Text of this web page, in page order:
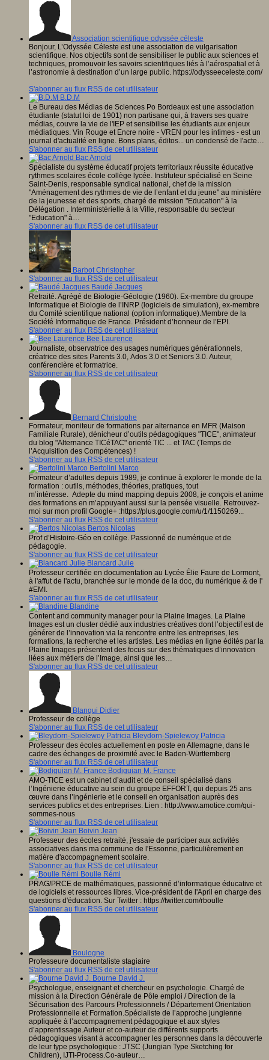
Association scientifique odyssée céleste
Bonjour, L’Odyssée Céleste est une association de vulgarisation
scientifique. Nos objectifs sont de sensibiliser le public aux sciences et
techniques, promouvoir les savoirs scientifiques liés à l’aérospatial et à
l’astronomie à destination d’un large public. https://odysseeceleste.com/
S'abonner au flux RSS de cet utilisateur
B.D.M
Le Bureau des Médias de Sciences Po Bordeaux est une association
étudiante (statut loi de 1901) non partisane qui, à travers ses quatre
médias, couvre la vie de l'IEP et sensibilise les étudiants aux enjeux
médiatiques. Vin Rouge et Encre noire - VREN pour les intimes - est un
journal d'actualité en ligne. Bons plans, éditos... un condensé de l'acte…
S'abonner au flux RSS de cet utilisateur
Bac Arnold
Spécialiste du système éducatif projets territoriaux réussite éducative
rythmes scolaires école collège lycée. Instituteur spécialisé en Seine
Saint-Denis, responsable syndical national, chef de la mission
"Aménagement des rythmes de vie de l’enfant et du jeune" au ministère
de la jeunesse et des sports, chargé de mission "Education" à la
Délégation . Interministérielle à la Ville, responsable du secteur
"Education" à…
S'abonner au flux RSS de cet utilisateur
Barbot Christopher
S'abonner au flux RSS de cet utilisateur
Baudé Jacques
Retraité. Agrégé de Biologie-Géologie (1960). Ex-membre du groupe
Informatique et Biologie de l’INRP (logiciels de simulation), ex-membre
du Comité scientifique national (option informatique).Membre de la
Société Informatique de France. Président d’honneur de l’EPI.
S'abonner au flux RSS de cet utilisateur
Bee Laurence
Journaliste, observatrice des usages numériques générationnels,
créatrice des sites Parents 3.0, Ados 3.0 et Seniors 3.0. Auteur,
conférencière et formatrice.
S'abonner au flux RSS de cet utilisateur
Bernard Christophe
Formateur, moniteur de formations par alternance en MFR (Maison
Familiale Rurale), dénicheur d’outils pédagogiques "TICE", animateur
du blog "Alternance TICéTAC" orienté TIC ... et TAC (Temps de
l’Acquisition des Compétences) !
S'abonner au flux RSS de cet utilisateur
Bertolini Marco
Formateur d’adultes depuis 1989, je continue à explorer le monde de la
formation : outils, méthodes, théories, pratiques, tout
m’intéresse. Adepte du mind mapping depuis 2008, je conçois et anime
des formations en m’appuyant aussi sur la pensée visuelle. Retrouvez-
moi sur mon profil Google+ :https://plus.google.com/u/1/1150269...
S'abonner au flux RSS de cet utilisateur
Bertos Nicolas
Prof d’Histoire-Géo en collège. Passionné de numérique et de
pédagogie.
S'abonner au flux RSS de cet utilisateur
Blancard Julie
Professeur certifiée en documentation au Lycée Élie Faure de Lormont,
à l'affut de l'actu, branchée sur le monde de la doc, du numérique & de l'
#EMI.
S'abonner au flux RSS de cet utilisateur
Blandine
Content and community manager pour la Plaine Images. La Plaine
Images est un cluster dédié aux industries créatives dont l’objectif est de
générer de l’innovation via la rencontre entre les entreprises, les
formations, la recherche et les artistes. Les médias en ligne édités par la
Plaine Images présentent des focus sur des thématiques d’innovation
liées aux métiers de l’Image, ainsi que les…
S'abonner au flux RSS de cet utilisateur
Blanqui Didier
Professeur de collège
S'abonner au flux RSS de cet utilisateur
Bleydorn-Spielewoy Patricia
Professeur des écoles actuellement en poste en Allemagne, dans le
cadre des échanges de proximité avec le Baden-Württemberg
S'abonner au flux RSS de cet utilisateur
Bodiguian M. France
AMO-TICE est un cabinet d’audit et de conseil spécialisé dans
l’Ingénierie éducative au sein du groupe EFFORT, qui depuis 25 ans
œuvre dans l’ingénierie et le conseil en organisation auprès des
services publics et des entreprises. Lien : http://www.amotice.com/qui-
sommes-nous
S'abonner au flux RSS de cet utilisateur
Boivin Jean
Professeur des écoles retraité, j'essaie de participer aux activités
associatives dans ma commune de l'Essonne, particulièrement en
matière d'accompagnement scolaire.
S'abonner au flux RSS de cet utilisateur
Boulle Rémi
PRAG/PRCE de mathématiques, passionné d’informatique éducative et
de logiciels et ressources libres. Vice-président de l'April en charge des
questions d'éducation. Sur Twitter : https://twitter.com/rboulle
S'abonner au flux RSS de cet utilisateur
Boulogne
Professeure documentaliste stagiaire
S'abonner au flux RSS de cet utilisateur
Bourne David J.
Psychologue, enseignant et chercheur en psychologie. Chargé de
mission à la Direction Générale de Pôle emploi / Direction de la
Sécurisation des Parcours Professionnels / Département Orientation
Professionnelle et Formation.Spécialiste de l’approche jungienne
appliquée à l’accompagnement pédagogique et aux styles
d’apprentissage.Auteur et co-auteur de différents supports
pédagogiques visant à accompagner les personnes dans la découverte
de leur type psychologique : JTSC (Jungian Type Sketching for
Children), IJTI-Process.Co-auteur…